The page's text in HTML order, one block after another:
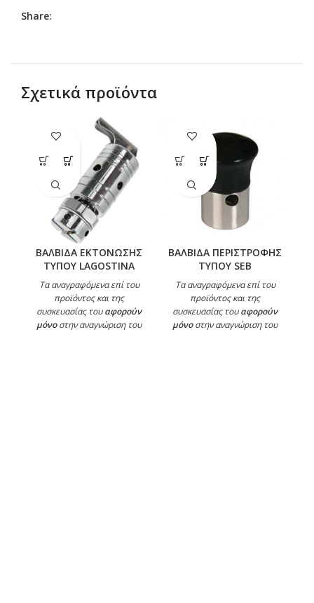
Share:
Σχετικά προϊόντα
ΒΑΛΒΙΔΑ ΕΚΤΟΝΩΣΗΣ
ΤΥΠΟΥ LAGOSTINA
Τα αναγραφόμενα επί του
προϊόντος και της
συσκευασίας τουαφορούν
μόνοστην αναγνώριση του
ΒΑΛΒΙΔΑ ΠΕΡΙΣΤΡΟΦΗΣ
ΤΥΠΟΥ SEB
Τα αναγραφόμενα επί του
προϊόντος και της
συσκευασίας τουαφορούν
μόνοστην αναγνώριση του